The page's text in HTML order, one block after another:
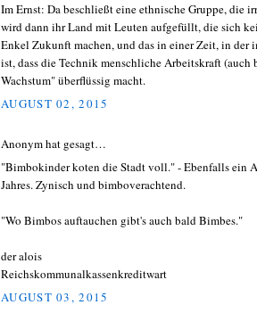
Im Ernst: Da beschließt eine ethnische Gruppe, die
wird dann ihr Land mit Leuten aufgefüllt, die sich
Enkel Zukunft machen, und das in einer Zeit, in der
ist, dass die Technik menschliche Arbeitskraft
Wachstum" überflüssig macht.
AUGUST 02, 2015
Anonym hat gesagt…
"Bimbokinder koten die Stadt voll." - Ebenfalls ein
Jahres. Zynisch und bimboverachtend.
"Wo Bimbos auftauchen gibt's auch bald Bimbes."
der alois
Reichskommunalkassenkreditwart
AUGUST 03, 2015